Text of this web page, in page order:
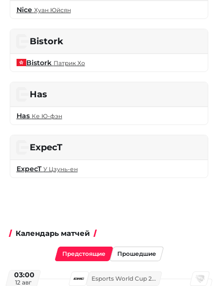
Nice Хуан Юйсян
Bistork
Bistork Патрик Хо
Has
Has Ке Ю-фэн
ExpecT
ExpecT У Цзунь-ен
Календарь матчей
Предстоящие Прошедшие
03:00
12 авг
Esports World Cup 2026